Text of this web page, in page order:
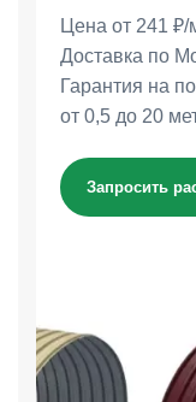
Цена от 241 ₽/
Доставка по
Гарантия на
от 0,5 до 20
Запросить